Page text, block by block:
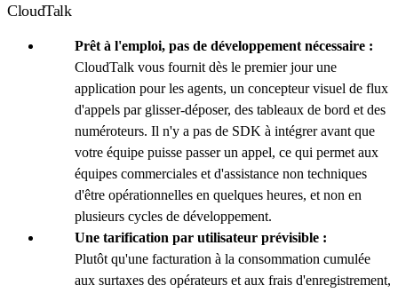
CloudTalk
Prêt à l'emploi, pas de développement nécessaire :
CloudTalk vous fournit dès le premier jour une
application pour les agents, un concepteur visuel de flux
d'appels par glisser-déposer, des tableaux de bord et des
numéroteurs. Il n'y a pas de SDK à intégrer avant que
votre équipe puisse passer un appel, ce qui permet aux
équipes commerciales et d'assistance non techniques
d'être opérationnelles en quelques heures, et non en
plusieurs cycles de développement.
Une tarification par utilisateur prévisible :
Plutôt qu'une facturation à la consommation cumulée
aux surtaxes des opérateurs et aux frais d'enregistrement,